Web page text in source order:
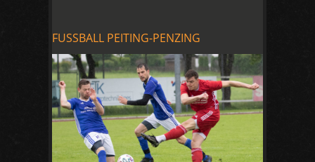
FUSSBALL PEITING-PENZING